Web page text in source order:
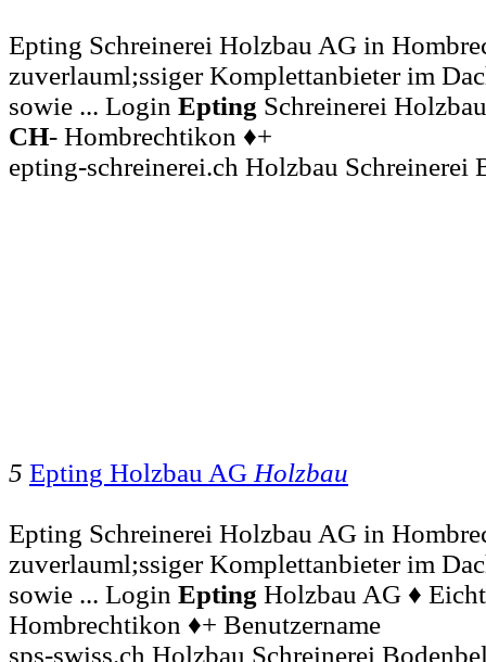
Epting Schreinerei Holzbau AG in
zuverlauml;ssiger Komplettanbieter im
sowie ... Login Epting Schreinerei
CH- Hombrechtikon ♦+
epting-schreinerei.ch Holzbau Schreinerei
5 Epting Holzbau AG Holzbau
Epting Schreinerei Holzbau AG in
zuverlauml;ssiger Komplettanbieter im
sowie ... Login Epting Holzbau AG ♦
Hombrechtikon ♦+ Benutzername
sps-swiss.ch Holzbau Schreinerei